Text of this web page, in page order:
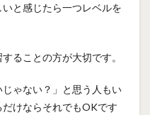
と感じたら一つレベルを
ることの方が大切です。
じゃない？」と思う人もい
けならそれでもOKです